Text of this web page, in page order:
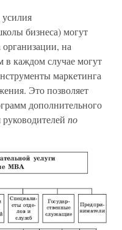
бизнеса) могут
на
в каждом случае могут
маркетинга
Это позволяет
дополнительного
по